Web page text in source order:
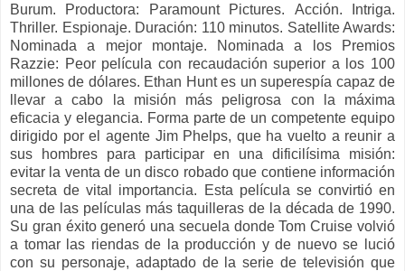
Burum. Productora: Paramount Pictures. Acción. Intriga.
Thriller. Espionaje. Duración: 110 minutos. Satellite Awards:
Nominada a mejor montaje.
Nominada a los Premios
Razzie: Peor película con recaudación superior a los 100
millones de dólares. Ethan Hunt es un superespía capaz de
llevar a cabo la misión más peligrosa con la máxima
eficacia y elegancia. Forma parte de un competente equipo
dirigido por el agente Jim Phelps, que ha vuelto a reunir a
sus hombres para participar en una dificilísima misión:
evitar la venta de un disco robado que contiene información
secreta de vital importancia.
Esta película se convirtió en
una de las películas más taquilleras de la década de 1990.
Su gran éxito generó una secuela donde Tom Cruise volvió
a tomar las riendas de la producción y de nuevo se lució
con su personaje, adaptado de la serie de televisión que